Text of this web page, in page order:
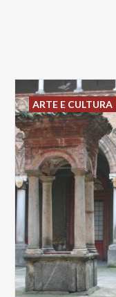
ARTE E CULTURA